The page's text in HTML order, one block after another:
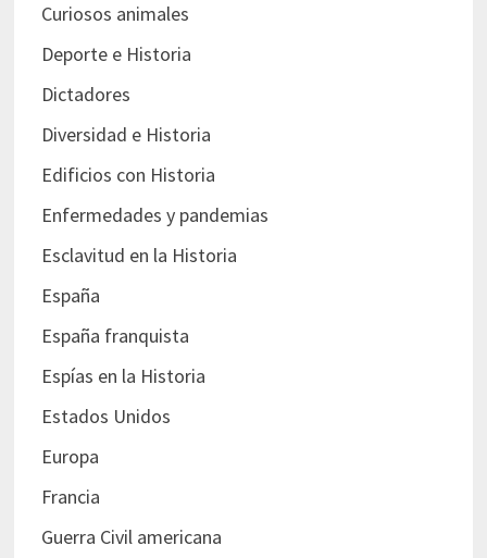
Curiosos animales
Deporte e Historia
Dictadores
Diversidad e Historia
Edificios con Historia
Enfermedades y pandemias
Esclavitud en la Historia
España
España franquista
Espías en la Historia
Estados Unidos
Europa
Francia
Guerra Civil americana